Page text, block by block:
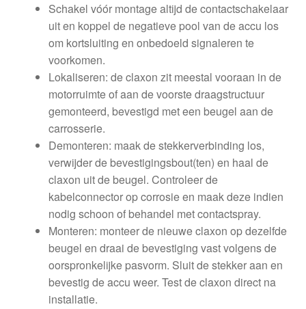
Schakel vóór montage altijd de contactschakelaar
uit en koppel de negatieve pool van de accu los
om kortsluiting en onbedoeld signaleren te
voorkomen.
Lokaliseren: de claxon zit meestal vooraan in de
motorruimte of aan de voorste draagstructuur
gemonteerd, bevestigd met een beugel aan de
carrosserie.
Demonteren: maak de stekkerverbinding los,
verwijder de bevestigingsbout(ten) en haal de
claxon uit de beugel. Controleer de
kabelconnector op corrosie en maak deze indien
nodig schoon of behandel met contactspray.
Monteren: monteer de nieuwe claxon op dezelfde
beugel en draai de bevestiging vast volgens de
oorspronkelijke pasvorm. Sluit de stekker aan en
bevestig de accu weer. Test de claxon direct na
installatie.